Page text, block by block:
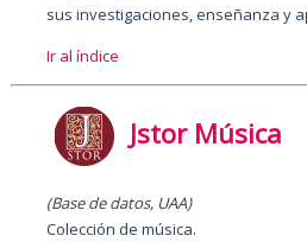
sus investigaciones, enseñanza y
Ir al índice
Jstor Música
(Base de datos, UAA)
Colección de música.